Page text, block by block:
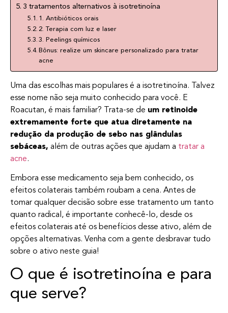
3 tratamentos alternativos à isotretinoína
1. Antibióticos orais
2. Terapia com luz e laser
3. Peelings químicos
Bônus: realize um skincare personalizado para tratar
acne
Uma das escolhas mais populares é a isotretinoína. Talvez
esse nome não seja muito conhecido para você. E
Roacutan, é mais familiar? Trata-se de um retinoide
extremamente forte que atua diretamente na
redução da produção de sebo nas glândulas
sebáceas, além de outras ações que ajudam a tratar a
acne.
Embora esse medicamento seja bem conhecido, os
efeitos colaterais também roubam a cena. Antes de
tomar qualquer decisão sobre esse tratamento um tanto
quanto radical, é importante conhecê-lo, desde os
efeitos colaterais até os benefícios desse ativo, além de
opções alternativas. Venha com a gente desbravar tudo
sobre o ativo neste guia!
O que é isotretinoína e para
que serve?